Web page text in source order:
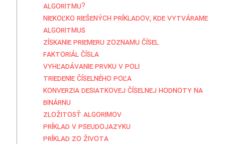
algoritmu?
Niekoľko riešených príkladov, kde vytvárame
algoritmus
Získanie priemeru zoznamu čísel
Faktoriál čísla
Vyhľadávanie prvku v poli
Triedenie číselného poľa
Konverzia desiatkovej číselnej hodnoty na
binárnu
Zložitosť algorimov
Príklad v pseudojazyku
Príklad zo života